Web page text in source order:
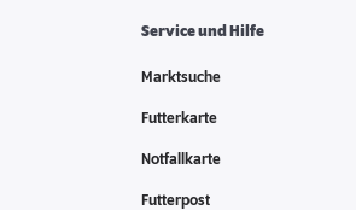
Service und Hilfe
Marktsuche
Futterkarte
Notfallkarte
Futterpost